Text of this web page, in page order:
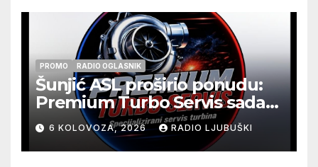
PROMO RADIO OGLASNIK
Šunjić ASL proširio ponudu:
Premium Turbo Servis sada
na jednoj adresi u Ljubuškom
6 KOLOVOZA, 2026 RADIO LJUBUŠKI